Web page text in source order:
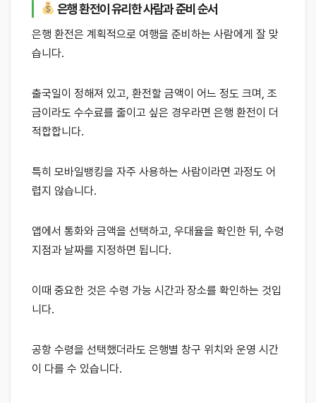
은행 환전이 유리한 사람과 준비 순서
은행 환전은 계획적으로 여행을 준비하는 사람에게 잘 맞
습니다.
출국일이 정해져 있고, 환전할 금액이 어느 정도 크며, 조
금이라도 수수료를 줄이고 싶은 경우라면 은행 환전이 더
적합합니다.
특히 모바일뱅킹을 자주 사용하는 사람이라면 과정도 어
렵지 않습니다.
앱에서 통화와 금액을 선택하고, 우대율을 확인한 뒤, 수령
지점과 날짜를 지정하면 됩니다.
이때 중요한 것은 수령 가능 시간과 장소를 확인하는 것입
니다.
공항 수령을 선택했더라도 은행별 창구 위치와 운영 시간
이 다를 수 있습니다.